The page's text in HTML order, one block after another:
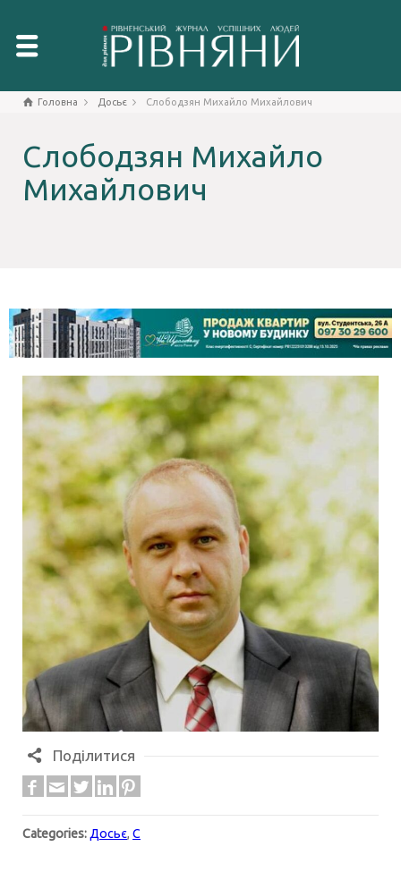
Головна Досьє Слободзян Михайло Михайлович
Слободзян Михайло
Михайлович
Поділитися
Categories:Досьє, С